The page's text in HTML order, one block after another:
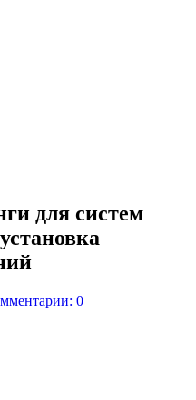
для систем
0